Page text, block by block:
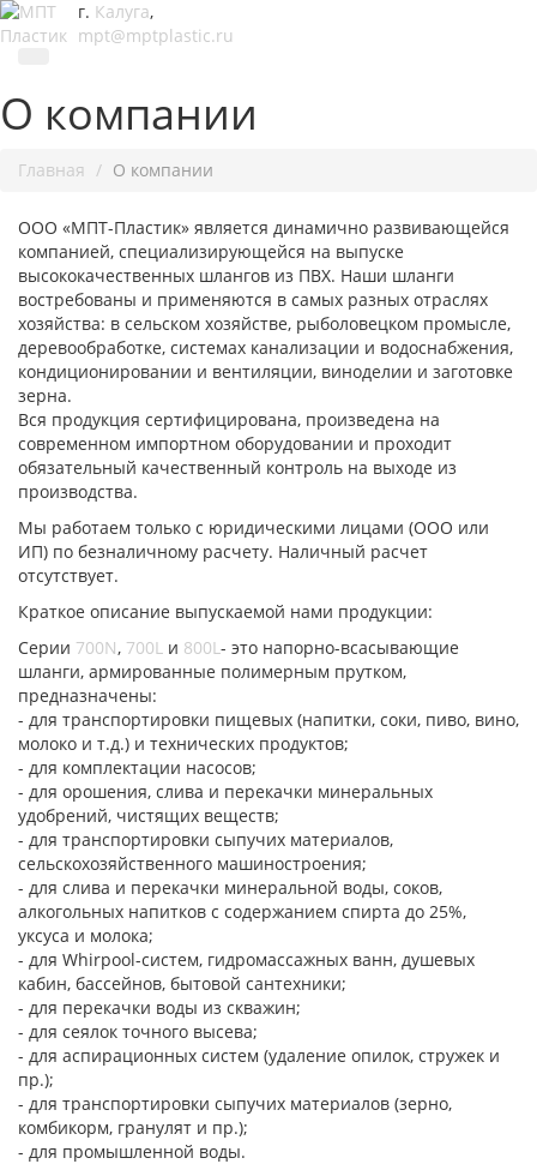
г. Калуга,
mpt@mptplastic.ru
О компании
Главная О компании
ООО «МПТ-Пластик» является динамично развивающейся
компанией, специализирующейся на выпуске
высококачественных шлангов из ПВХ. Наши шланги
востребованы и применяются в самых разных отраслях
хозяйства: в сельском хозяйстве, рыболовецком промысле,
деревообработке, системах канализации и водоснабжения,
кондиционировании и вентиляции, виноделии и заготовке
зерна.
Вся продукция сертифицирована, произведена на
современном импортном оборудовании и проходит
обязательный качественный контроль на выходе из
производства.
Мы работаем только с юридическими лицами (ООО или
ИП) по безналичному расчету. Наличный расчет
отсутствует.
Краткое описание выпускаемой нами продукции:
Серии 700N, 700L и 800L- это напорно-всасывающие
шланги, армированные полимерным прутком,
предназначены:
- для транспортировки пищевых (напитки, соки, пиво, вино,
молоко и т.д.) и технических продуктов;
- для комплектации насосов;
- для орошения, слива и перекачки минеральных
удобрений, чистящих веществ;
- для транспортировки сыпучих материалов,
сельскохозяйственного машиностроения;
- для слива и перекачки минеральной воды, соков,
алкогольных напитков с содержанием спирта до 25%,
уксуса и молока;
- для Whirpool-систем, гидромассажных ванн, душевых
кабин, бассейнов, бытовой сантехники;
- для перекачки воды из скважин;
- для сеялок точного высева;
- для аспирационных систем (удаление опилок, стружек и
пр.);
- для транспортировки сыпучих материалов (зерно,
комбикорм, гранулят и пр.);
- для промышленной воды.